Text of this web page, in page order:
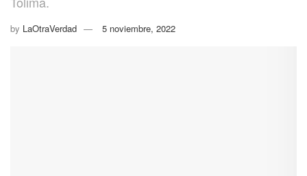
by LaOtraVerdad 5 noviembre, 2022